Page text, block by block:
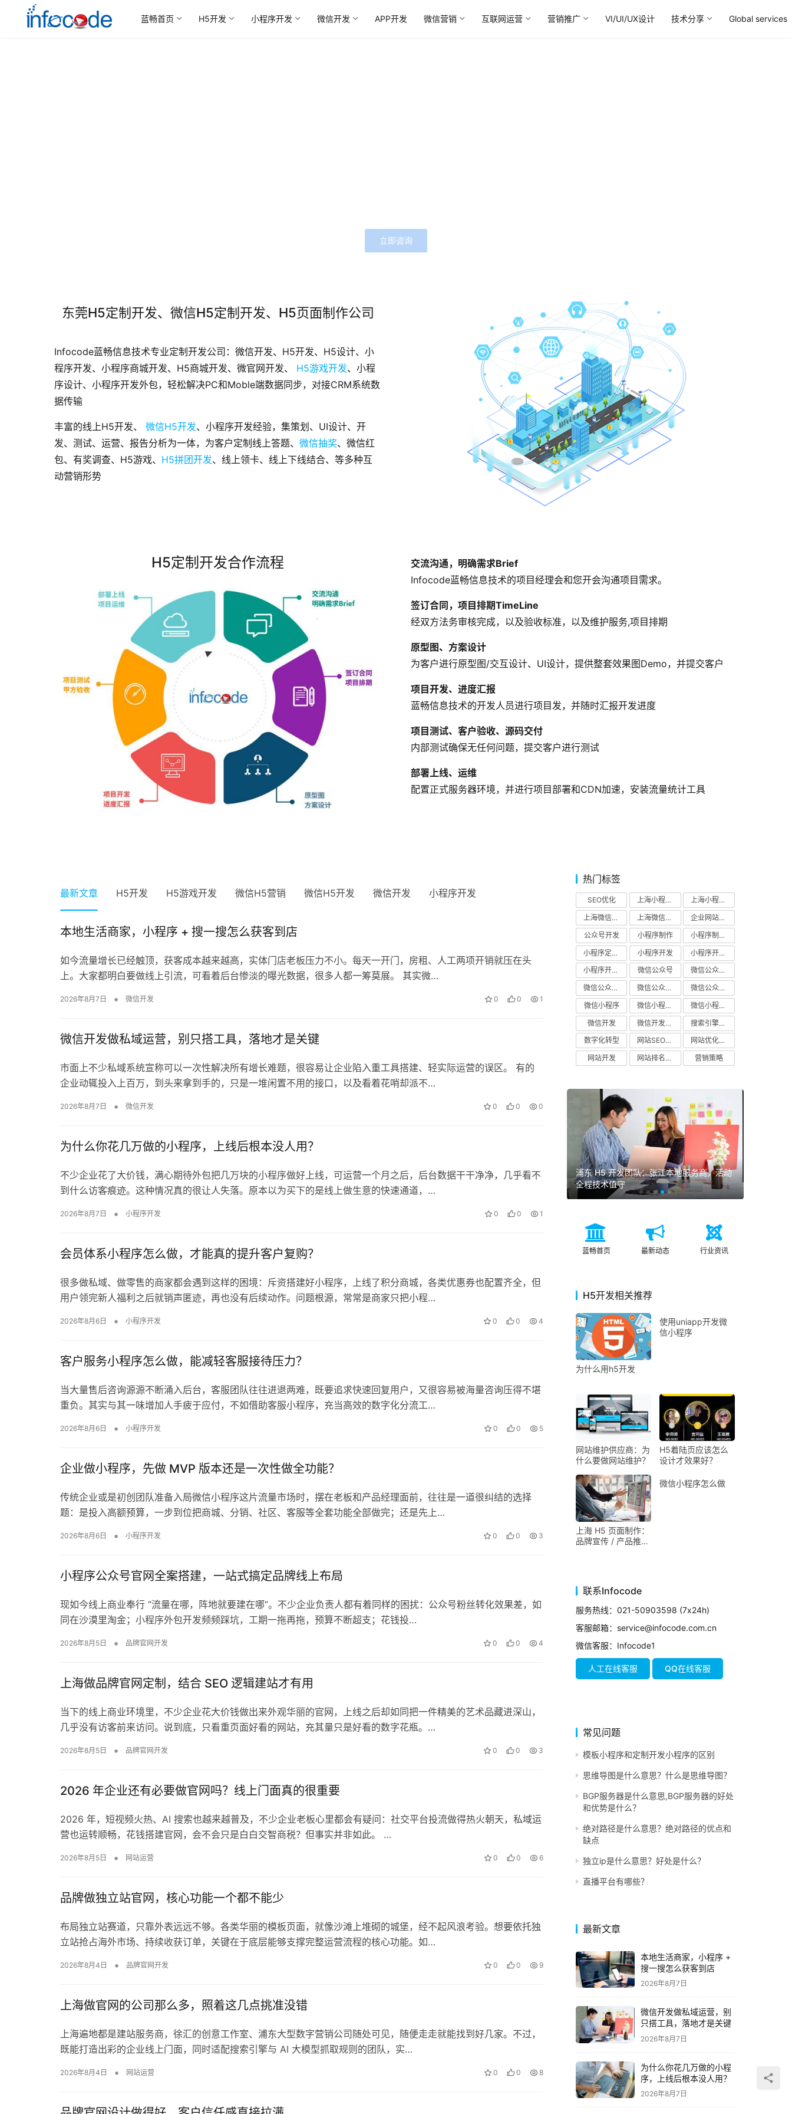
蓝畅首页 H5开发 小程序开发 微信开发 APP开发 微信营销 互联网运营 营销推广 VI/UI/UX设计 技术分享 Global services
立即咨询
东莞H5定制开发、微信H5定制开发、H5页面制作公司
Infocode蓝畅信息技术专业定制开发公司：微信开发、H5开发、H5设计、小
程序开发、小程序商城开发、H5商城开发、微官网开发、
H5游戏开发、小程
序设计、小程序开发外包，轻松解决PC和Moble端数据同步，对接CRM系统数
据传输
丰富的线上H5开发、 微信H5开发、小程序开发经验，集策划、UI设计、开
发、测试、运营、报告分析为一体，为客户定制线上答题、 微信抽奖、微信红
包、有奖调查、H5游戏、 H5拼团开发、线上领卡、线上下线结合、等多种互
动营销形势
H5定制开发合作流程
交流沟通，明确需求Brief
Infocode蓝畅信息技术的项目经理会和您开会沟通项目需求。
签订合同，项目排期TimeLine
经双方法务审核完成，以及验收标准，以及维护服务,项目排期
原型图、方案设计
为客户进行原型图/交互设计、UI设计，提供整套效果图Demo，并提交客户
项目开发、进度汇报
蓝畅信息技术的开发人员进行项目发，并随时汇报开发进度
项目测试、客户验收、源码交付
内部测试确保无任何问题，提交客户进行测试
部署上线、运维
配置正式服务器环境，并进行项目部署和CDN加速，安装流量统计工具
最新文章 H5开发 H5游戏开发 微信H5营销 微信H5开发 微信开发 小程序开发
本地生活商家，小程序 + 搜一搜怎么获客到店
如今流量增长已经触顶，获客成本越来越高，实体门店老板压力不小。每天一开门，房租、人工两项开销就压在头
上。大家都明白要做线上引流，可看着后台惨淡的曝光数据，很多人都一筹莫展。 其实微…
2026年8月7日 • 微信开发 0 0 1
微信开发做私域运营，别只搭工具，落地才是关键
市面上不少私域系统宣称可以一次性解决所有增长难题，很容易让企业陷入重工具搭建、轻实际运营的误区。 有的
企业动辄投入上百万，到头来拿到手的，只是一堆闲置不用的接口，以及看着花哨却派不…
2026年8月7日 • 微信开发 0 0 0
为什么你花几万做的小程序，上线后根本没人用？
不少企业花了大价钱，满心期待外包把几万块的小程序做好上线，可运营一个月之后，后台数据干干净净，几乎看不
到什么访客痕迹。这种情况真的很让人失落。原本以为买下的是线上做生意的快速通道，…
2026年8月7日 • 小程序开发 0 0 1
会员体系小程序怎么做，才能真的提升客户复购？
很多做私域、做零售的商家都会遇到这样的困境：斥资搭建好小程序，上线了积分商城，各类优惠券也配置齐全，但
用户领完新人福利之后就销声匿迹，再也没有后续动作。问题根源，常常是商家只把小程…
2026年8月6日 • 小程序开发 0 0 4
客户服务小程序怎么做，能减轻客服接待压力？
当大量售后咨询源源不断涌入后台，客服团队往往进退两难，既要追求快速回复用户，又很容易被海量咨询压得不堪
重负。其实与其一味增加人手疲于应付，不如借助客服小程序，充当高效的数字化分流工…
2026年8月6日 • 小程序开发 0 0 5
企业做小程序，先做 MVP 版本还是一次性做全功能？
传统企业或是初创团队准备入局微信小程序这片流量市场时，摆在老板和产品经理面前，往往是一道很纠结的选择
题：是投入高额预算，一步到位把商城、分销、社区、客服等全套功能全部做完；还是先上…
2026年8月6日 • 小程序开发 0 0 3
小程序公众号官网全案搭建，一站式搞定品牌线上布局
现如今线上商业奉行 “流量在哪，阵地就要建在哪”。不少企业负责人都有着同样的困扰：公众号粉丝转化效果差，如
同在沙漠里淘金；小程序外包开发频频踩坑，工期一拖再拖，预算不断超支；花钱投…
2026年8月5日 • 品牌官网开发 0 0 4
上海做品牌官网定制，结合 SEO 逻辑建站才有用
当下的线上商业环境里，不少企业花大价钱做出来外观华丽的官网，上线之后却如同把一件精美的艺术品藏进深山，
几乎没有访客前来访问。说到底，只看重页面好看的网站，充其量只是好看的数字花瓶。…
2026年8月5日 • 品牌官网开发 0 0 3
2026 年企业还有必要做官网吗？线上门面真的很重要
2026 年，短视频火热、AI 搜索也越来越普及，不少企业老板心里都会有疑问：社交平台投流做得热火朝天，私域运
营也运转顺畅，花钱搭建官网，会不会只是白白交智商税？但事实并非如此。 …
2026年8月5日 • 网站运营 0 0 6
品牌做独立站官网，核心功能一个都不能少
布局独立站赛道，只靠外表远远不够。各类华丽的模板页面，就像沙滩上堆砌的城堡，经不起风浪考验。想要依托独
立站抢占海外市场、持续收获订单，关键在于底层能够支撑完整运营流程的核心功能。如…
2026年8月4日 • 品牌官网开发 0 0 9
上海做官网的公司那么多，照着这几点挑准没错
上海遍地都是建站服务商，徐汇的创意工作室、浦东大型数字营销公司随处可见，随便走走就能找到好几家。不过，
既能打造出彩的企业线上门面，同时适配搜索引擎与 AI 大模型抓取规则的团队，实…
2026年8月4日 • 网站运营 0 0 8
热门标签
SEO优化 上海小程序制作公司
上海小程序开发公司
上海微信公众号开发
上海微信小程序开发公司
企业网站SEO优化
公众号开发
小程序制作
小程序制作公司
小程序定制开发
小程序开发
小程序开发公司
小程序开发解决方案
微信公众号
微信公众号开发
微信公众号开发公司
微信公众号开发解决方案
微信公众平台
微信小程序
微信小程序开发
微信小程序开发解决方案
微信开发
微信开发公司
搜索引擎优化
数字化转型
网站SEO优化
网站优化公司
网站开发
网站排名优化 营销策略
上海 H5 活动开发如何保障大流量不卡顿？
上海高并发 H5 开发：支撑数十万级活动流
量，稳定不崩溃
浦东 H5 开发团队：张江本地服务商，活动
全程技术值守
上海 H5 页面制作：品牌宣传 / 产品推广 /
邀请函 H5 定制设计
蓝畅首页 最新动态 行业资讯
H5开发相关推荐
为什么用h5开发
使用uniapp开发微
信小程序
网站维护供应商：为
什么要做网站维护？
H5着陆页应该怎么
设计才效果好？
上海 H5 页面制作：
品牌宣传 / 产品推广
微信小程序怎么做
联系Infocode
服务热线：021-50903598 (7x24h)
客服邮箱：service@infocode.com.cn
微信客服：Infocode1
人工在线客服 QQ在线客服
常见问题
模板小程序和定制开发小程序的区别
思维导图是什么意思？什么是思维导图？
BGP服务器是什么意思,BGP服务器的好处
和优势是什么？
绝对路径是什么意思？绝对路径的优点和
缺点
独立ip是什么意思？好处是什么？
直播平台有哪些？
最新文章
本地生活商家，小程序 +
搜一搜怎么获客到店
2026年8月7日
微信开发做私域运营，别
只搭工具，落地才是关键
2026年8月7日
为什么你花几万做的小程
序，上线后根本没人用？
2026年8月7日